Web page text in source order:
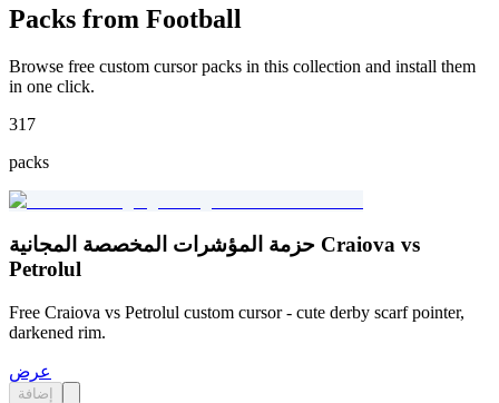
Packs from Football
Browse free custom cursor packs in this collection and install them
in one click.
317
packs
حزمة المؤشرات المخصصة المجانية Craiova vs
Petrolul
Free Craiova vs Petrolul custom cursor - cute derby scarf pointer,
darkened rim.
عرض
إضافة